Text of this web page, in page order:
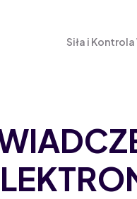
Siła i Kontrola